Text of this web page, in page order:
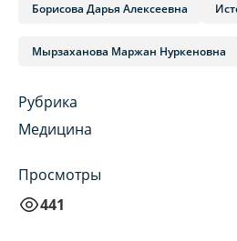
Борисова Дарья Алексеевна
Мырзаханова Маржан Нуркеновна
Рубрика
Медицина
Просмотры
441